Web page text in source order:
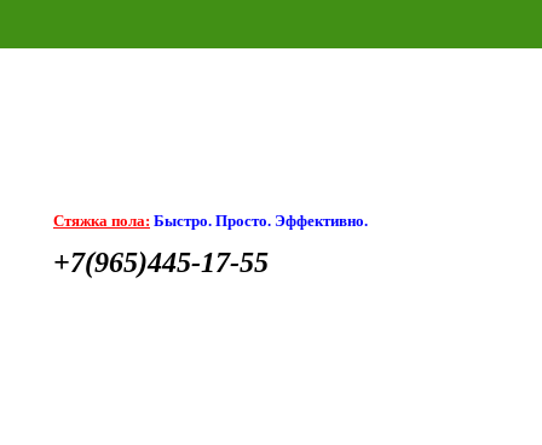
Стяжка пола: Быстро. Просто. Эффективно.
+7(965)445-17-55